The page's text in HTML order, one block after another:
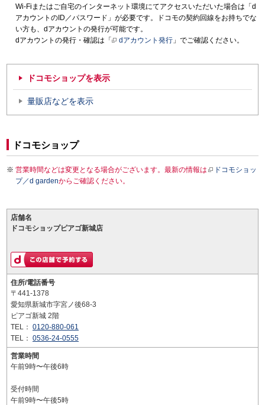
Wi-Fiまたはご自宅のインターネット環境にてアクセスいただいた場合は「d
アカウントのID／パスワード」が必要です。ドコモの契約回線をお持ちでな
い方も、dアカウントの発行が可能です。
dアカウントの発行・確認は「
dアカウント発行 」でご確認ください。
ドコモショップを表示
量販店などを表示
ドコモショップ
営業時間などは変更となる場合がございます。最新の情報は
ドコモショッ
プ／d gardenからご確認ください。
店舗名
ドコモショップピアゴ新城店
住所/電話番号
〒441-1378
愛知県新城市字宮ノ後68-3
ピアゴ新城 2階
TEL： 0120-880-061
TEL： 0536-24-0555
営業時間
午前9時〜午後6時
受付時間
午前9時〜午後5時